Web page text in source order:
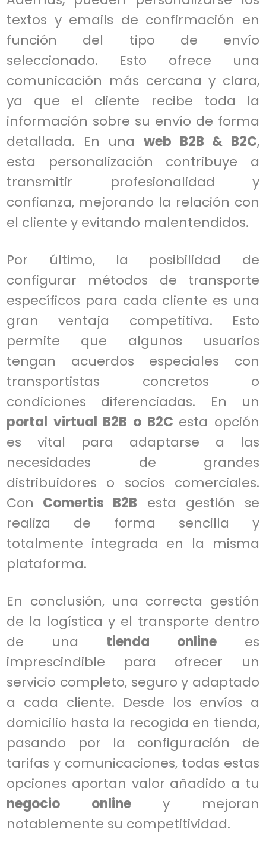
textos y emails de confirmación en
función del tipo de envío
seleccionado. Esto ofrece una
comunicación más cercana y clara,
ya que el cliente recibe toda la
información sobre su envío de forma
detallada. En una web B2B & B2C,
esta personalización contribuye a
transmitir profesionalidad y
confianza, mejorando la relación con
el cliente y evitando malentendidos.
Por último, la posibilidad de
configurar métodos de transporte
específicos para cada cliente es una
gran ventaja competitiva. Esto
permite que algunos usuarios
tengan acuerdos especiales con
transportistas concretos o
condiciones diferenciadas. En un
portal virtual B2B o B2C esta opción
es vital para adaptarse a las
necesidades de grandes
distribuidores o socios comerciales.
Con Comertis B2B esta gestión se
realiza de forma sencilla y
totalmente integrada en la misma
plataforma.
En conclusión, una correcta gestión
de la logística y el transporte dentro
de una tienda onlinees
imprescindible para ofrecer un
servicio completo, seguro y adaptado
a cada cliente. Desde los envíos a
domicilio hasta la recogida en tienda,
pasando por la configuración de
tarifas y comunicaciones, todas estas
opciones aportan valor añadido a tu
negocio onliney mejoran
notablemente su competitividad.